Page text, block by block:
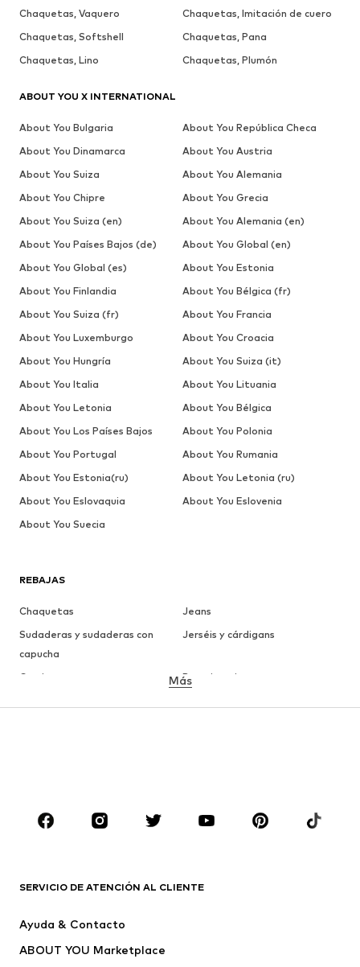
REBAJAS
Chaquetas
Jeans
Sudaderas y sudaderas con
capucha
Jerséis y cárdigans
Camisetas
Ropa interior
ROPA
Camisetas
Jeans
Pantalones
Más
SERVICIO DE ATENCIÓN AL CLIENTE
Ayuda & Contacto
ABOUT YOU Marketplace
Chaquetas, Vaquero
Chaquetas, Imitación de cuero
Chaquetas, Softshell
Chaquetas, Pana
Chaquetas, Lino
Chaquetas, Plumón
ABOUT YOU X INTERNATIONAL
About You Bulgaria
About You República Checa
About You Dinamarca
About You Austria
About You Suiza
About You Alemania
About You Chipre
About You Grecia
About You Suiza (en)
About You Alemania (en)
About You Países Bajos (de)
About You Global (en)
About You Global (es)
About You Estonia
About You Finlandia
About You Bélgica (fr)
About You Suiza (fr)
About You Francia
About You Luxemburgo
About You Croacia
About You Hungría
About You Suiza (it)
About You Italia
About You Lituania
About You Letonia
About You Bélgica
About You Los Países Bajos
About You Polonia
About You Portugal
About You Rumania
About You Estonia(ru)
About You Letonia (ru)
About You Eslovaquia
About You Eslovenia
About You Suecia